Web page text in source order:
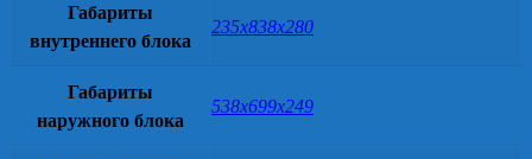
Габариты
внутреннего блока
235х838х280
Габариты
наружного блока
538х699х249